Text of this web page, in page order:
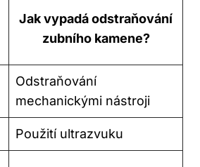
Jak vypadá odstraňování
zubního kamene?
Odstraňování
mechanickými nástroji
Použití ultrazvuku